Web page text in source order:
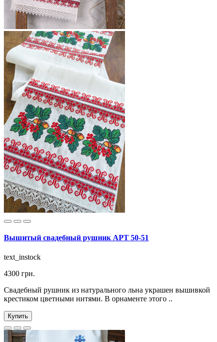
Вышитый свадебный рушник АРТ 50-51
text_instock
4300 грн.
Свадебный рушник из натурального льна украшен вышивкой
крестиком цветными нитями. В орнаменте этого ..
Купить